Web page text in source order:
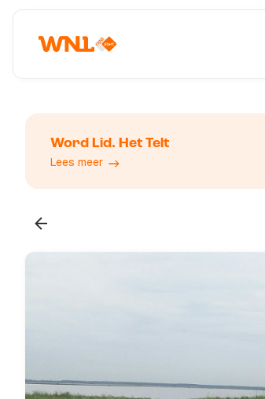
Word Lid. Het Telt
Lees meer